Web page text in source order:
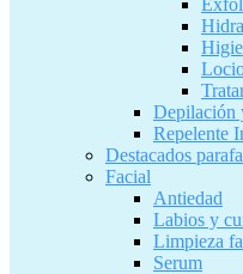
Depilación
Repelente
Destacados
Facial
Antiedad
Labios y
Limpieza
Serum